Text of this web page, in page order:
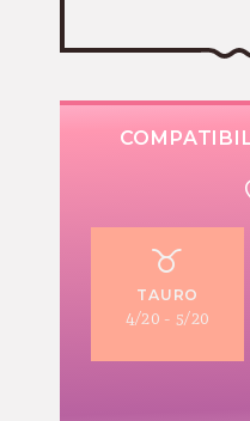
TAURO
4/20 - 5/20